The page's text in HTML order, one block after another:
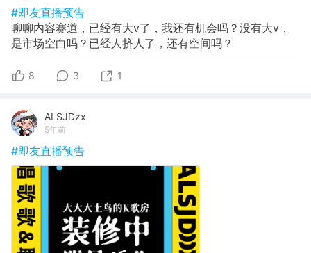
#即友直播预告
聊聊内容赛道，已经有大v了，我还有机会吗？没有大v，
是市场空白吗？已经人挤人了，还有空间吗？
8 3 1
ALSJDzx
5年前
#即友直播预告